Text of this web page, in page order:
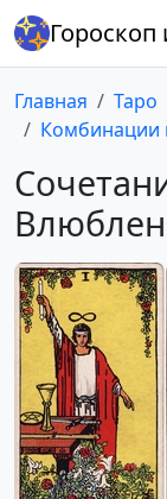
Гороскоп
Главная Таро
Комбинации